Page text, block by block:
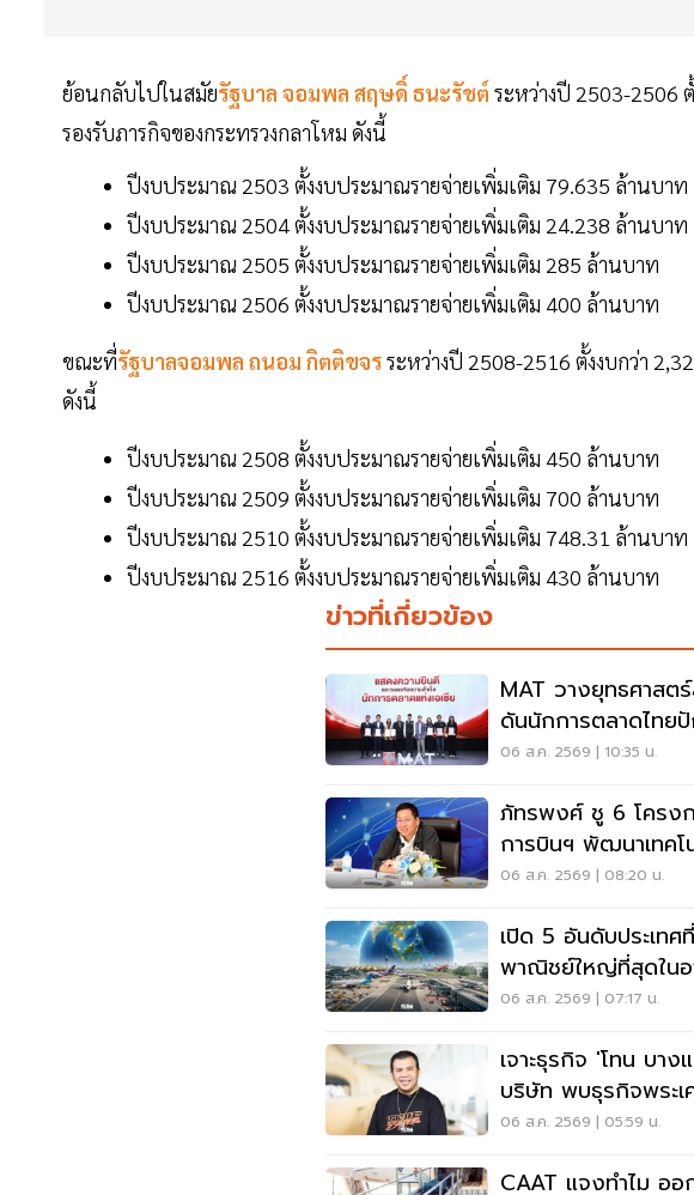
ย้อนกลับไปในสมัยรัฐบาล จอมพล สฤษดิ์ ธนะรัชต์ ระหว่างปี 2503-2506
รองรับภารกิจของกระทรวงกลาโหม ดังนี้
ปีงบประมาณ 2503 ตั้งงบประมาณรายจ่ายเพิ่มเติม 79.635 ล้านบาท
ปีงบประมาณ 2504 ตั้งงบประมาณรายจ่ายเพิ่มเติม 24.238 ล้านบาท
ปีงบประมาณ 2505 ตั้งงบประมาณรายจ่ายเพิ่มเติม 285 ล้านบาท
ปีงบประมาณ 2506 ตั้งงบประมาณรายจ่ายเพิ่มเติม 400 ล้านบาท
ขณะที่รัฐบาลจอมพล ถนอม กิตติขจรระหว่างปี 2508-2516 ตั้งงบกว่า
ดังนี้
ปีงบประมาณ 2508 ตั้งงบประมาณรายจ่ายเพิ่มเติม 450 ล้านบาท
ปีงบประมาณ 2509 ตั้งงบประมาณรายจ่ายเพิ่มเติม 700 ล้านบาท
ปีงบประมาณ 2510 ตั้งงบประมาณรายจ่ายเพิ่มเติม 748.31 ล้านบาท
ปีงบประมาณ 2516 ตั้งงบประมาณรายจ่ายเพิ่มเติม 430 ล้านบาท
ข่าวที่เกี่ยวข้อง
MAT วางยุทธศาสต
ดันนักการตลาดไทย
06 ส.ค. 2569 | 10:35 น.
ภัทรพงศ์ ชู 6 โครง
การบินฯ พัฒนาเทคโ
อากาศ การบินยุคใหม่
06 ส.ค. 2569 | 08:20 น.
เปิด 5 อันดับประเทศ
พาณิชย์ใหญ่ที่สุดในอ
เวียดนามแซงไทยแล้ว
06 ส.ค. 2569 | 07:17 น.
เจาะธุรกิจ 'โทน บา
บริษัท พบธุรกิจพระ
06 ส.ค. 2569 | 05:59 น.
CAAT แจงทำไม ออ